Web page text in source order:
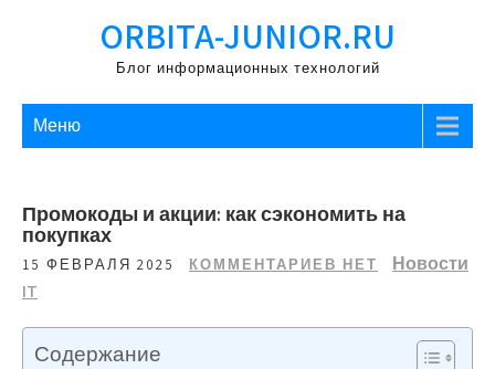
ORBITA-JUNIOR.RU
Блог информационных технологий
Меню
Промокоды и акции: как сэкономить на
покупках
15 ФЕВРАЛЯ 2025 КОММЕНТАРИЕВ НЕТ
Новости
IT
Содержание